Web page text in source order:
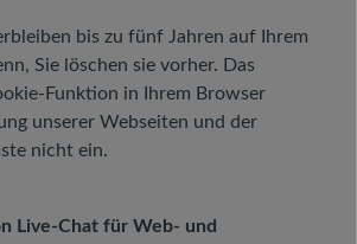
bis zu fünf Jahren auf Ihrem
Sie löschen sie vorher. Das
Funktion in Ihrem Browser
unserer Webseiten und der
nicht ein.
Live-Chat für Web- und